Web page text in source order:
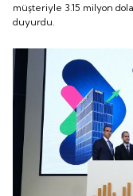
müşteriyle 3.15 milyon
duyurdu.